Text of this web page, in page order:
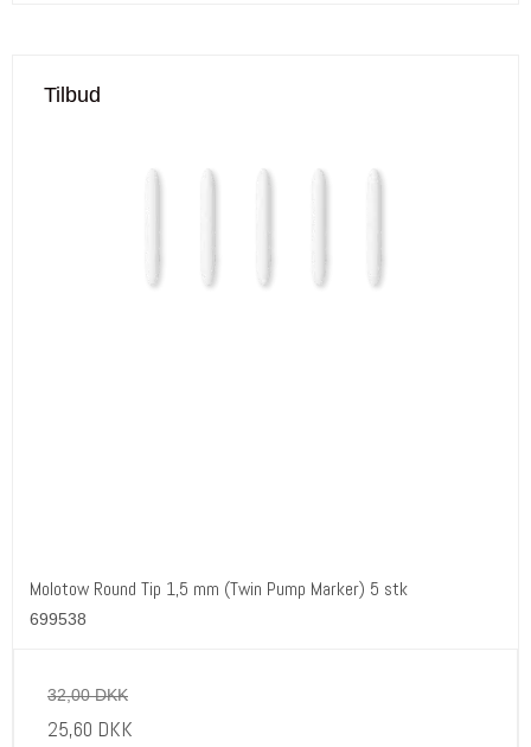
Tilbud
Molotow Round Tip 1,5 mm (Twin Pump Marker) 5 stk
699538
32,00 DKK
25,60 DKK